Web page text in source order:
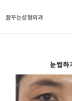
꿈꾸는성형외과